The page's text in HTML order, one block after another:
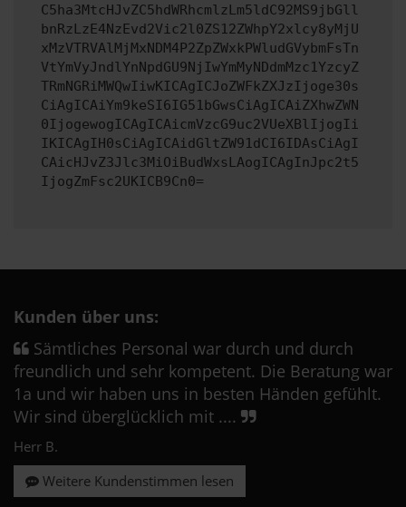
C5ha3MtcHJvZC5hdWRhcmlzLm5ldC92MS9jbGll
bnRzLzE4NzEvd2Vic2l0ZS12ZWhpY2xlcy8yMjU
xMzVTRVAlMjMxNDM4P2ZpZWxkPWludGVybmFsTn
VtYmVyJndlYnNpdGU9NjIwYmMyNDdmMzc1YzcyZ
TRmNGRiMWQwIiwKICAgICJoZWFkZXJzIjoge30s
CiAgICAiYm9keSI6IG51bGwsCiAgICAiZXhwZWN
0IjogewogICAgICAicmVzcG9uc2VUeXBlIjogIi
IKICAgIH0sCiAgICAidGltZW91dCI6IDAsCiAgI
CAicHJvZ3Jlc3MiOiBudWxsLAogICAgInJpc2t5
IjogZmFsc2UKICB9Cn0=
Kunden über uns:
Sämtliches Personal war durch und durch
freundlich und sehr kompetent. Die Beratung war
1a und wir haben uns in besten Händen gefühlt.
Wir sind überglücklich mit ....
Herr B.
Weitere Kundenstimmen lesen